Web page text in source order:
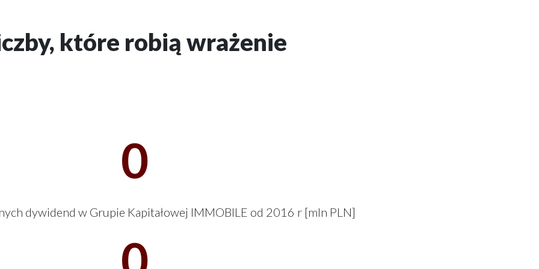
segment automatyki ...
które robią wrażenie
0
dywidend w Grupie Kapitałowej IMMOBILE od 2016 r [mln PLN]